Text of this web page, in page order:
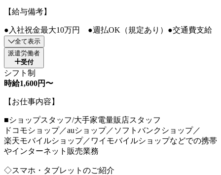
【給与備考】
●入社祝金最大10万円 ●週払OK（規定あり）●交通費支給
全て表示
派遣労働者
受付
シフト制
時給1,600円〜
【お仕事内容】
■ショップスタッフ/大手家電量販店スタッフ
ドコモショップ／auショップ／ソフトバンクショップ／
楽天モバイルショップ／ワイモバイルショップなどでの携帯
やインターネット販売業務
◇スマホ・タブレットのご紹介